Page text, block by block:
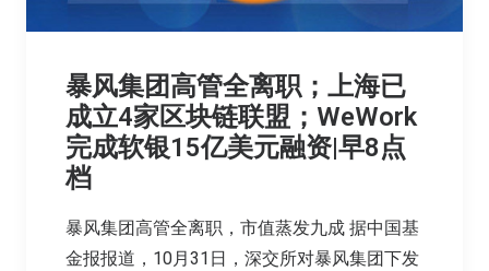
暴风集团高管全离职；上海已
成立4家区块链联盟；WeWork
完成软银15亿美元融资|早8点
档
暴风集团高管全离职，市值蒸发九成 据中国基
金报报道，10月31日，深交所对暴风集团下发